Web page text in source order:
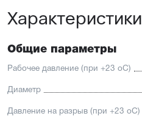
Характеристики
Общие параметры
Рабочее давление (при +23 oС)
Диаметр
Давление на разрыв (при +23 oС)